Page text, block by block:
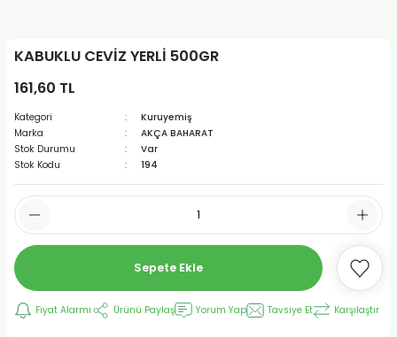
KABUKLU CEVİZ YERLİ 500GR
161,60 TL
Kategori
Kuruyemiş
Marka
AKÇA BAHARAT
Stok Durumu
Var
Stok Kodu
194
Sepete Ekle
Fiyat Alarmı Ürünü Paylaş Yorum Yap Tavsiye Et Karşılaştır